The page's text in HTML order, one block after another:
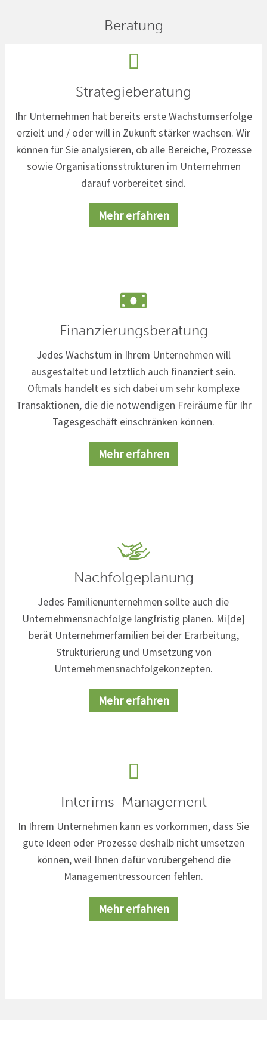
Beratung
Strategieberatung
Ihr Unternehmen hat bereits erste Wachstumserfolge
erzielt und / oder will in Zukunft stärker wachsen. Wir
können für Sie analysieren, ob alle Bereiche, Prozesse
sowie Organisationsstrukturen im Unternehmen
darauf vorbereitet sind.
Mehr erfahren
Finanzierungsberatung
Jedes Wachstum in Ihrem Unternehmen will
ausgestaltet und letztlich auch finanziert sein.
Oftmals handelt es sich dabei um sehr komplexe
Transaktionen, die die notwendigen Freiräume für Ihr
Tagesgeschäft einschränken können.
Mehr erfahren
Nachfolgeplanung
Jedes Familienunternehmen sollte auch die
Unternehmensnachfolge langfristig planen. Mi[de]
berät Unternehmerfamilien bei der Erarbeitung,
Strukturierung und Umsetzung von
Unternehmensnachfolgekonzepten.
Mehr erfahren
Interims-Management
In Ihrem Unternehmen kann es vorkommen, dass Sie
gute Ideen oder Prozesse deshalb nicht umsetzen
können, weil Ihnen dafür vorübergehend die
Managementressourcen fehlen.
Mehr erfahren